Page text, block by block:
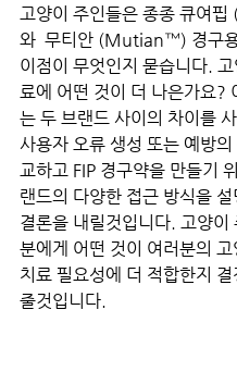
고양이 주인들은 종종 큐여
와  무티안 (Mutian™) 경구
이점이 무엇인지 묻습니다. 고
료에 어떤 것이 더 나은가요?
는 두 브랜드 사이의 차이를
사용자 오류 생성 또는 예방의
교하고 FIP 경구약을 만들기
랜드의 다양한 접근 방식을 설
결론을 내릴것입니다. 고양이
분에게 어떤 것이 여러분의 고
치료 필요성에 더 적합한지
줄것입니다.